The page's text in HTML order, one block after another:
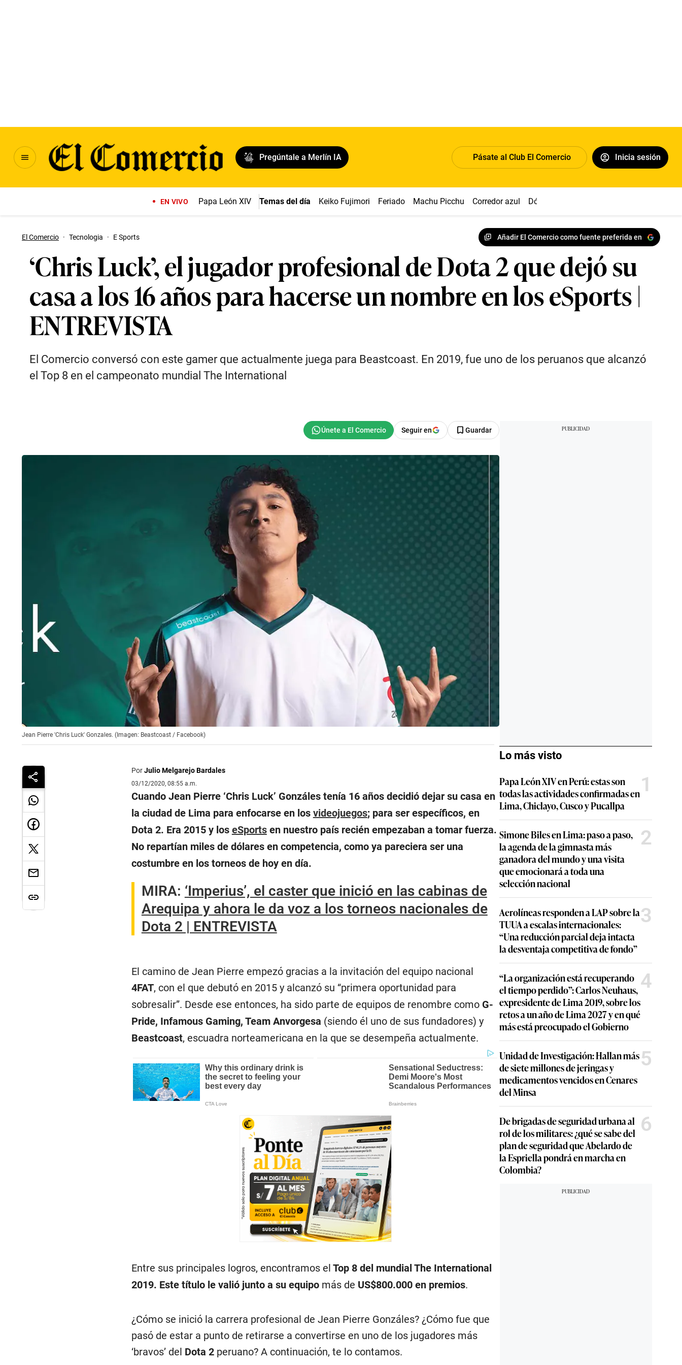
Pregúntale a Merlín IA Pásate al Club El Comercio Inicia sesión
EN VIVO Papa León XIV Temas del día Keiko Fujimori Feriado Machu Picchu Corredor azul Dólar
El Comercio · Tecnologia · E Sports Añadir El Comercio como fuente preferida en
‘Chris Luck’, el jugador profesional de Dota 2 que dejó su
casa a los 16 años para hacerse un nombre en los eSports |
ENTREVISTA
El Comercio conversó con este gamer que actualmente juega para Beastcoast. En 2019, fue uno de los peruanos que alcanzó
el Top 8 en el campeonato mundial The International
Seguir en Guardar
Jean Pierre 'Chris Luck' Gonzales. (Imagen: Beastcoast / Facebook)
PorJulio Melgarejo Bardales
03/12/2020, 08:55 a.m.
Cuando Jean Pierre ‘Chris Luck’ Gonzáles tenía 16 años decidió dejar su casa en
la ciudad de Lima para enfocarse en los videojuegos; para ser específicos, en
Dota 2. Era 2015 y los eSportsen nuestro país recién empezaban a tomar fuerza.
No repartían miles de dólares en competencia, como ya pareciera ser una
costumbre en los torneos de hoy en día.
MIRA: ‘Imperius’, el caster que inició en las cabinas de
Arequipa y ahora le da voz a los torneos nacionales de
Dota 2 | ENTREVISTA
El camino de Jean Pierre empezó gracias a la invitación del equipo nacional
4FAT, con el que debutó en 2015 y alcanzó su “primera oportunidad para
sobresalir”. Desde ese entonces, ha sido parte de equipos de renombre comoG-
Pride, Infamous Gaming, Team Anvorgesa (siendo él uno de sus fundadores) y
Beastcoast, escuadra norteamericana en la que se desempeña actualmente.
Entre sus principales logros, encontramos el Top 8 del mundial The International
2019. Este título le valió junto a su equipo más de US$800.000 en premios.
¿Cómo se inició la carrera profesional de Jean Pierre Gonzáles? ¿Cómo fue que
pasó de estar a punto de retirarse a convertirse en uno de los jugadores más
‘bravos’ del Dota 2peruano? A continuación, te lo contamos.
Lo más visto
Papa León XIV en Perú: estas son
todas las actividades confirmadas en
Lima, Chiclayo, Cusco y Pucallpa
1
Simone Biles en Lima: paso a paso,
la agenda de la gimnasta más
ganadora del mundo y una visita
que emocionará a toda una
selección nacional
2
Aerolíneas responden a LAP sobre la
TUUA a escalas internacionales:
“Una reducción parcial deja intacta
la desventaja competitiva de fondo”
3
“La organización está recuperando
el tiempo perdido”: Carlos Neuhaus,
expresidente de Lima 2019, sobre los
retos a un año de Lima 2027 y en qué
más está preocupado el Gobierno
4
Unidad de Investigación: Hallan más
de siete millones de jeringas y
medicamentos vencidos en Cenares
del Minsa
5
De brigadas de seguridad urbana al
rol de los militares: ¿qué se sabe del
plan de seguridad que Abelardo de
la Espriella pondrá en marcha en
Colombia?
6